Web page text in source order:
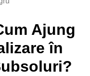
Ajung
în